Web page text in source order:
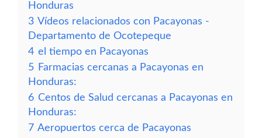
Honduras
3 Vídeos relacionados con Pacayonas -
Departamento de Ocotepeque
4 el tiempo en Pacayonas
5 Farmacias cercanas a Pacayonas en
Honduras:
6 Centos de Salud cercanas a Pacayonas en
Honduras:
7 Aeropuertos cerca de Pacayonas